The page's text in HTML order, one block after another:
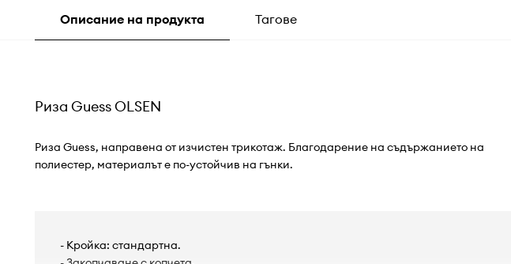
Описание на продукта Тагове
Риза Guess OLSEN
Риза Guess, направена от изчистен трикотаж. Благодарение на съдържанието на
полиестер, материалът е по-устойчив на гънки.
- Кройка: стандартна.